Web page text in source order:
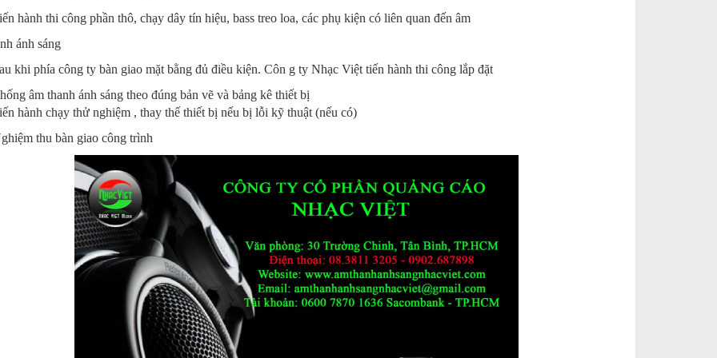
hành thi công phần thô, chạy dây tín hiệu, bass treo loa, các phụ kiện có liên quan đến âm
ánh sáng
khi phía công ty bàn giao mặt bằng đủ điều kiện. Côn g ty Nhạc Việt tiến hành thi công lắp đặt
âm thanh ánh sáng theo đúng bản vẽ và bảng kê thiết bị
hành chạy thử nghiệm , thay thế thiết bị nếu bị lỗi kỹ thuật (nếu có)
thu bàn giao công trình